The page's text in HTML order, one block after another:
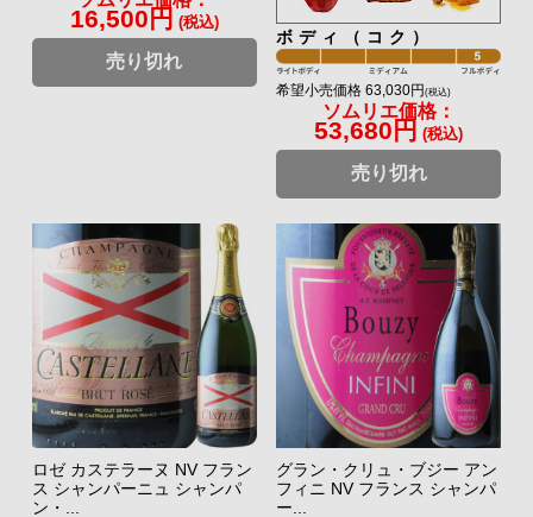
16,500円 (税込)
売り切れ
ボディ（コク）
希望小売価格 63,030円(税込)
ソムリエ価格：
53,680円 (税込)
売り切れ
ロゼ カステラーヌ NV フラン
ス シャンパーニュ シャンパ
ン・...
グラン・クリュ・ブジー アン
フィニ NV フランス シャンパ
ー...